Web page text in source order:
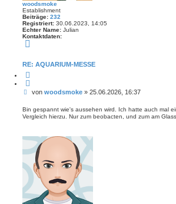
woodsmoke
Establishment
Beiträge: 232
Registriert: 30.06.2023, 14:05
Echter Name: Julian
Kontaktdaten:
a
a
n
v
o
o
d
s
m
o
RE: AQUARIUM-MESSE
i
e
n
B
i
t
g
von woodsmoke» 25.06.2026, 16:37
Bin gespannt wie's aussehen wird. Ich hatte auch mal
Vergleich hierzu. Nur zum beobacten, und zum am